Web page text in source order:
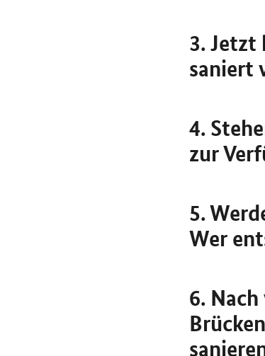
3. Jetzt
saniert
4.
zur
5.
Wer
6.